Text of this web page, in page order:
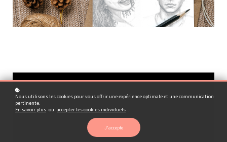
Nous utilisons les cookies pour vous offrir une expérience optimale et une communication
pertinente.
En savoir plus ou accepter les cookies individuels .
J'accepte